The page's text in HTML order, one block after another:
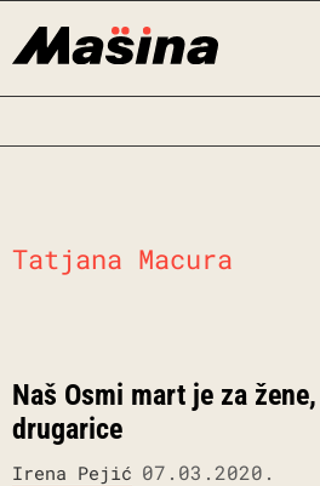
Tatjana Macura
Naš Osmi mart je za
drugarice
Irena Pejić 07.03.2020.